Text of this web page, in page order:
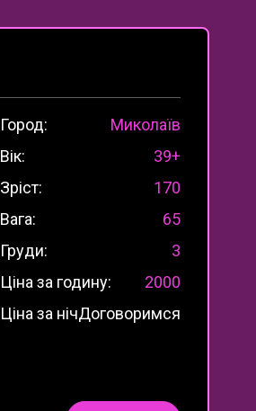
Город:
Миколаїв
Вік:
39+
Зріст:
170
Вага:
65
Груди:
3
Ціна за годину:
2000
Ціна за нічДоговоримся